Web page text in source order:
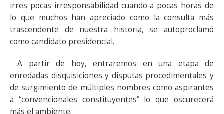
irres pocas irresponsabilidad cuando a pocas horas de
lo que muchos han apreciado como la consulta más
trascendente de nuestra historia, se autoproclamó
como candidato presidencial.
A partir de hoy, entraremos en una etapa de
enredadas disquisiciones y disputas procedimentales y
de surgimiento de múltiples nombres como aspirantes
a “convencionales constituyentes” lo que oscurecerá
más el ambiente.